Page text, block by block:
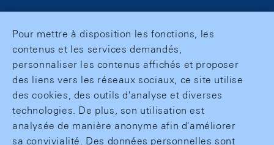
Pour mettre à disposition les fonctions, les
contenus et les services demandés,
personnaliser les contenus affichés et proposer
des liens vers les réseaux sociaux, ce site utilise
des cookies, des outils d'analyse et diverses
technologies. De plus, son utilisation est
analysée de manière anonyme afin d'améliorer
sa convivialité. Des données personnelles sont